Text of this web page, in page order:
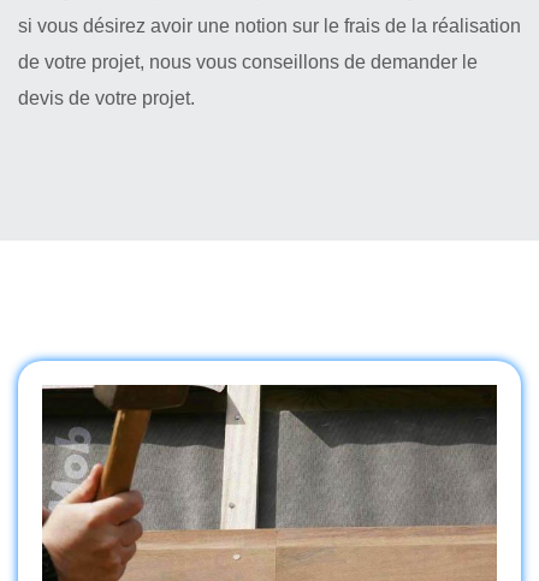
si vous désirez avoir une notion sur le frais de la réalisation
de votre projet, nous vous conseillons de demander le
devis de votre projet.